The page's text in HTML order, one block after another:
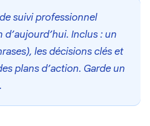
suivi professionnel
Inclus : un
les décisions clés et
plans d’action. Garde un